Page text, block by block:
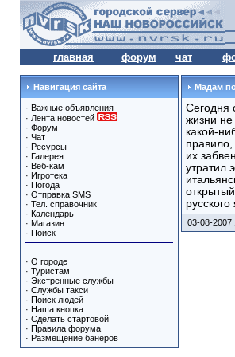
главная форум чат
Навигация сайта
· Важные объявления
· Лента новостей
· Форум
· Чат
· Ресурсы
· Галерея
· Веб-кам
· Игротека
· Погода
· Отправка SMS
· Тел. справочник
· Календарь
· Магазин
· Поиск
· О городе
· Туристам
· Экстренные службы
· Службы такси
· Поиск людей
· Наша кнопка
· Сделать стартовой
· Правила форума
· Размещение банеров
Мадам
Сегодня
жизни не
какой-
их
утратил
03-08-2007